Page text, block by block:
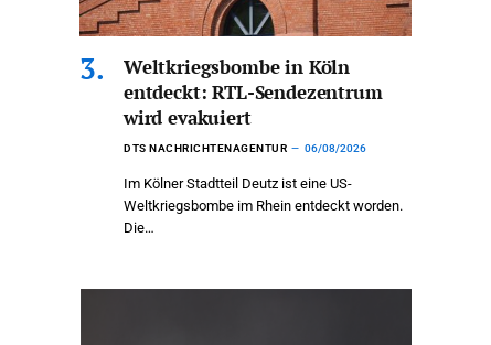
Weltkriegsbombe in Köln
entdeckt: RTL-Sendezentrum
wird evakuiert
DTS NACHRICHTENAGENTUR 06/08/2026
Im Kölner Stadtteil Deutz ist eine US-
Weltkriegsbombe im Rhein entdeckt worden.
Die…